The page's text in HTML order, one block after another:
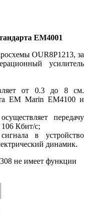
EM4001
OUR8P1213, за
усилитель
от 0.3 до 8 см.
EM Marin EM4100 и
передачу
Кбит/с;
в устройство
динамик.
не имеет функции